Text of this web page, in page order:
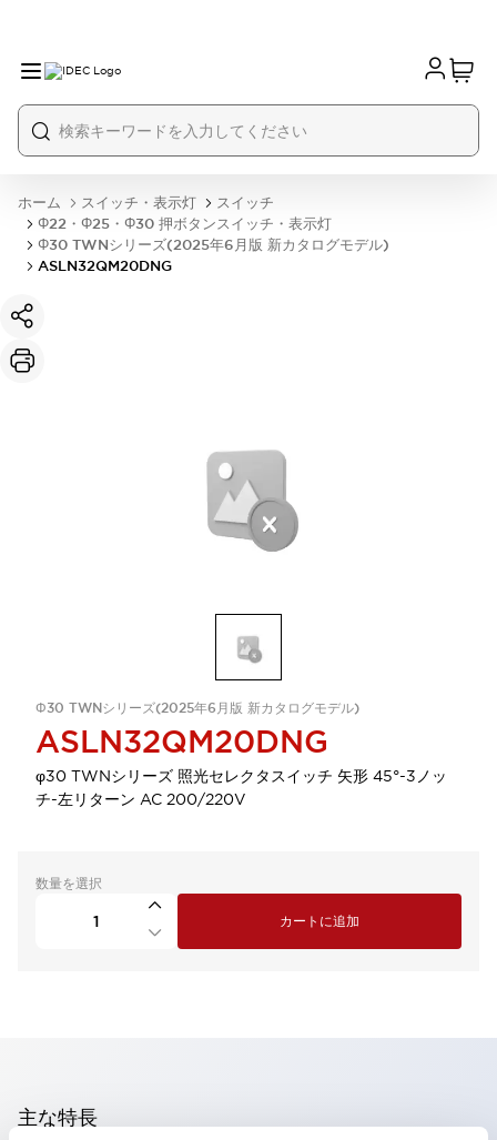
ホーム スイッチ・表示灯
スイッチ
Φ22・Φ25・Φ30 押ボタンスイッチ・表示灯
Φ30 TWNシリーズ(2025年6月版 新カタログモデル)
ASLN32QM20DNG
Φ30 TWNシリーズ(2025年6月版 新カタログモデル)
ASLN32QM20DNG
φ30 TWNシリーズ 照光セレクタスイッチ 矢形 45°-3ノッ
チ-左リターン AC 200/220V
数量を選択
カートに追加
主な特長